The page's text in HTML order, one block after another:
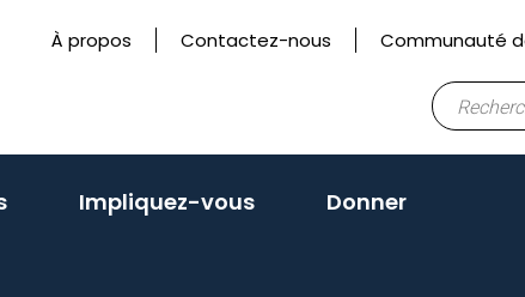
À propos Contactez-nous Communauté
Impliquez-vous
Donner